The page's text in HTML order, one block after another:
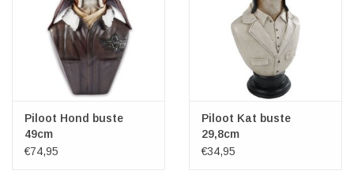
Piloot Hond buste
49cm
€74,95
Piloot Kat buste
29,8cm
€34,95